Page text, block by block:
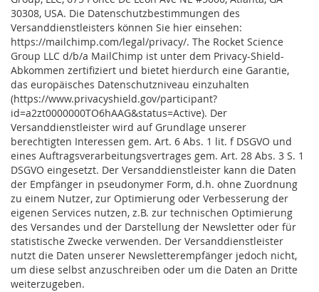
30308, USA. Die Datenschutzbestimmungen des
Versanddienstleisters können Sie hier einsehen:
https://mailchimp.com/legal/privacy/. The Rocket Science
Group LLC d/b/a MailChimp ist unter dem Privacy-Shield-
Abkommen zertifiziert und bietet hierdurch eine Garantie,
das europäisches Datenschutzniveau einzuhalten
(https://www.privacyshield.gov/participant?
id=a2zt0000000TO6hAAG&status=Active). Der
Versanddienstleister wird auf Grundlage unserer
berechtigten Interessen gem. Art. 6 Abs. 1 lit. f DSGVO und
eines Auftragsverarbeitungsvertrages gem. Art. 28 Abs. 3 S. 1
DSGVO eingesetzt. Der Versanddienstleister kann die Daten
der Empfänger in pseudonymer Form, d.h. ohne Zuordnung
zu einem Nutzer, zur Optimierung oder Verbesserung der
eigenen Services nutzen, z.B. zur technischen Optimierung
des Versandes und der Darstellung der Newsletter oder für
statistische Zwecke verwenden. Der Versanddienstleister
nutzt die Daten unserer Newsletterempfänger jedoch nicht,
um diese selbst anzuschreiben oder um die Daten an Dritte
weiterzugeben.